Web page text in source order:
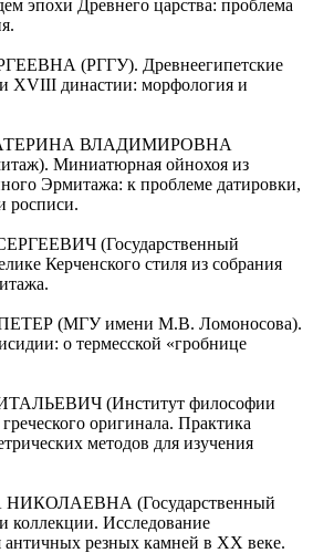
эпохи Древнего царства: проблема
(РГГУ). Древнеегипетские
XVIII династии: морфология и
ВЛАДИМИРОВНА
Миниатюрная ойнохоя из
Эрмитажа: к проблеме датировки,
росписи.
(Государственный
Керченского стиля из собрания
(МГУ имени М.В. Ломоносова).
о термесской «гробнице
(Институт философии
оригинала. Практика
методов для изучения
(Государственный
Исследование
античных резных камней в ХХ веке.